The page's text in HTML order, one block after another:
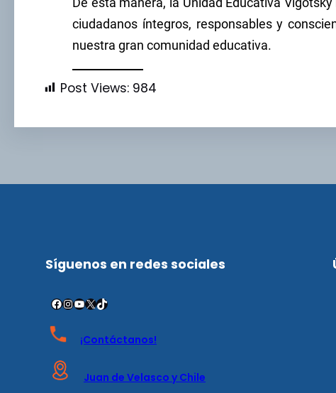
De esta manera, la Unidad Educativa
ciudadanos íntegros, responsables y
nuestra gran comunidad educativa.
Post Views: 984
Síguenos en redes sociales
¡Contáctanos!
Juan de Velasco y Chile